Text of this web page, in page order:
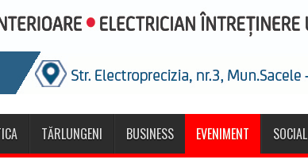
TĂRLUNGENI BUSINESS EVENIMENT SOCIAL